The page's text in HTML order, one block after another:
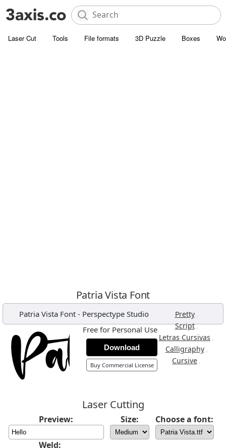
Laser Cut Tools File formats 3D Puzzle Boxes
Patria Vista Font
Patria Vista Font - Perspectype Studio Pretty ,
Script,
Letras Cursivas ,
Calligraphy ,
Cursive ,
Free for Personal Use
Download
Buy Commercial License
Laser Cutting
Preview: Size: Choose a font:
Weld: